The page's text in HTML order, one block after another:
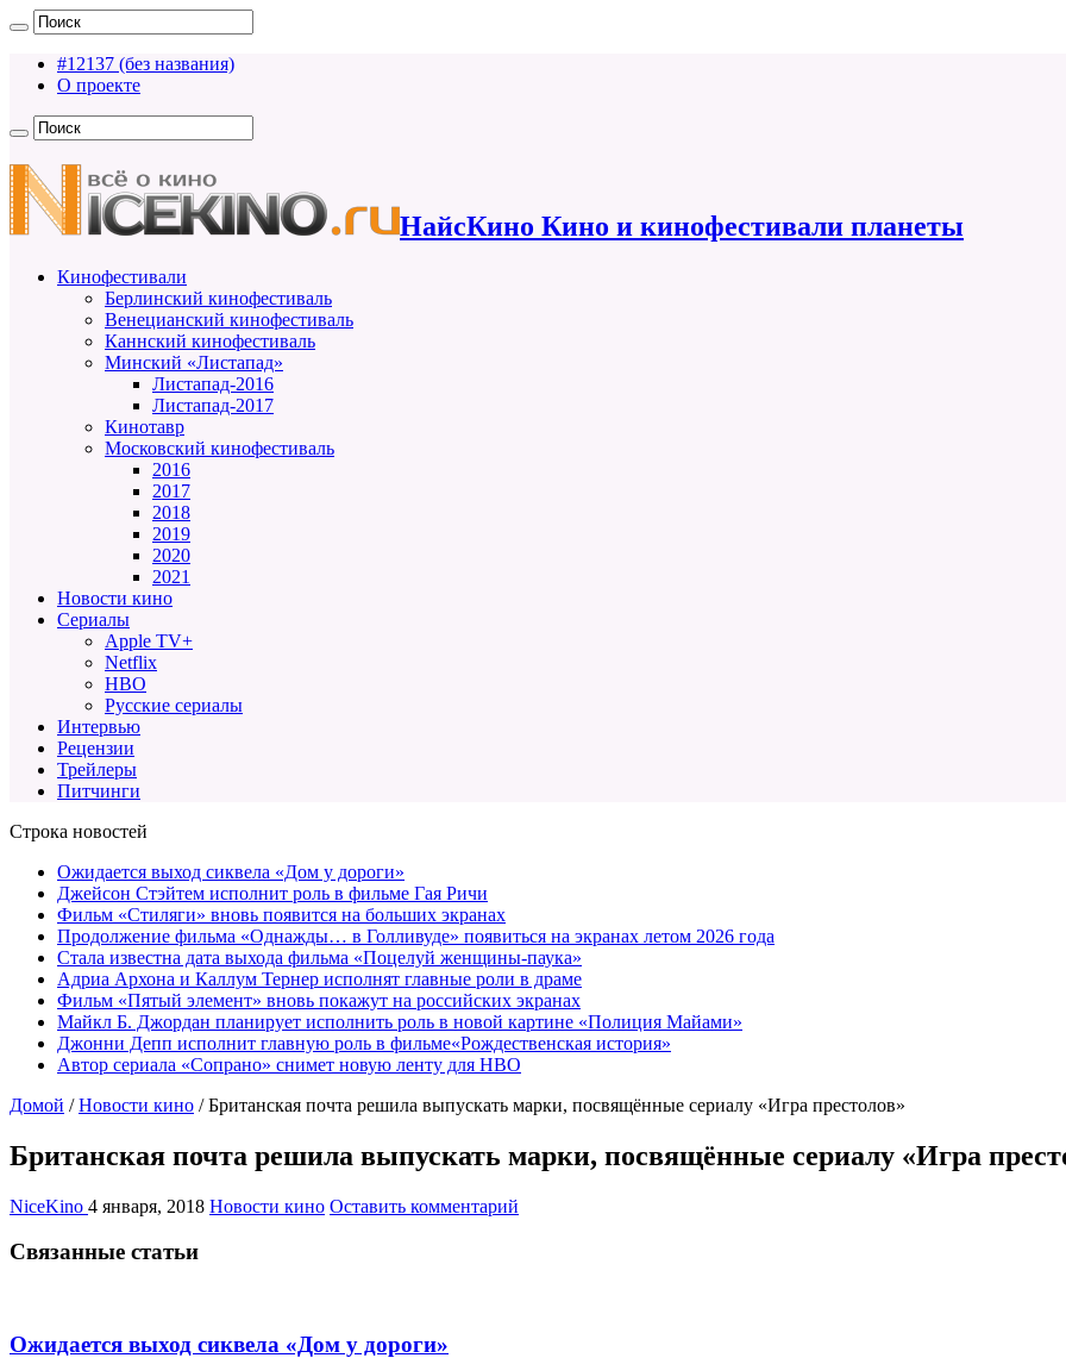
#12137 (без названия)
О проекте
НайсКино Кино и кинофестивали планеты
Кинофестивали
Берлинский кинофестиваль
Венецианский кинофестиваль
Каннский кинофестиваль
Минский «Листапад»
Листапад-2016
Листапад-2017
Кинотавр
Московский кинофестиваль
2016
2017
2018
2019
2020
2021
Новости кино
Сериалы
Apple TV+
Netflix
HBO
Русские сериалы
Интервью
Рецензии
Трейлеры
Питчинги
Строка новостей
Ожидается выход сиквела «Дом у дороги»
Джейсон Стэйтем исполнит роль в фильме Гая Ричи
Фильм «Стиляги» вновь появится на больших экранах
Продолжение фильма «Однажды… в Голливуде» появиться на экранах летом 2026 года
Стала известна дата выхода фильма «Поцелуй женщины-паука»
Адриа Архона и Каллум Тернер исполнят главные роли в драме
Фильм «Пятый элемент» вновь покажут на российских экранах
Майкл Б. Джордан планирует исполнить роль в новой картине «Полиция Майами»
Джонни Депп исполнит главную роль в фильме«Рождественская история»
Автор сериала «Сопрано» снимет новую ленту для HBO
Домой / Новости кино / Британская почта решила выпускать марки, посвящённые сериалу «Игра престолов»
Британская почта решила выпускать марки, посвящённые сериалу «Игра
NiceKino 4 января, 2018 Новости кино Оставить комментарий
Связанные статьи
Ожидается выход сиквела «Дом у дороги»